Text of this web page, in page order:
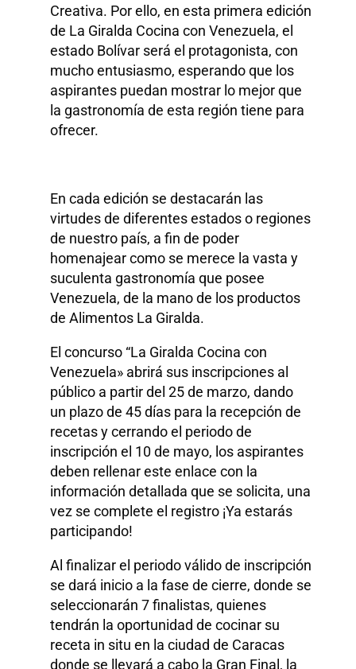
Creativa. Por ello, en esta primera edición
de La Giralda Cocina con Venezuela, el
estado Bolívar será el protagonista, con
mucho entusiasmo, esperando que los
aspirantes puedan mostrar lo mejor que
la gastronomía de esta región tiene para
ofrecer.
En cada edición se destacarán las
virtudes de diferentes estados o regiones
de nuestro país, a fin de poder
homenajear como se merece la vasta y
suculenta gastronomía que posee
Venezuela, de la mano de los productos
de Alimentos La Giralda.
El concurso “La Giralda Cocina con
Venezuela» abrirá sus inscripciones al
público a partir del 25 de marzo, dando
un plazo de 45 días para la recepción de
recetas y cerrando el periodo de
inscripción el 10 de mayo, los aspirantes
deben rellenar este enlace con la
información detallada que se solicita, una
vez se complete el registro ¡Ya estarás
participando!
Al finalizar el periodo válido de inscripción
se dará inicio a la fase de cierre, donde se
seleccionarán 7 finalistas, quienes
tendrán la oportunidad de cocinar su
receta in situ en la ciudad de Caracas
donde se llevará a cabo la Gran Final, la